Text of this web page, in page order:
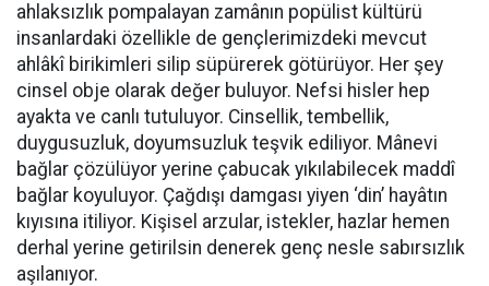
ahlaksızlık pompalayan zamânın popülist kültürü
insanlardaki özellikle de gençlerimizdeki mevcut
ahlâkî birikimleri silip süpürerek götürüyor. Her şey
cinsel obje olarak değer buluyor. Nefsi hisler hep
ayakta ve canlı tutuluyor. Cinsellik, tembellik,
duygusuzluk, doyumsuzluk teşvik ediliyor. Mânevi
bağlar çözülüyor yerine çabucak yıkılabilecek maddî
bağlar koyuluyor. Çağdışı damgası yiyen ‘din’ hayâtın
kıyısına itiliyor. Kişisel arzular, istekler, hazlar hemen
derhal yerine getirilsin denerek genç nesle sabırsızlık
aşılanıyor.